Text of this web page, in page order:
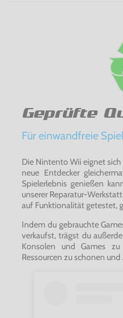
Geprüfte
Für einwandfreie
Die Nintento Wii eignet
neue Entdecker
Spielerlebnis genießen
unserer Reparatur-
auf Funktionalität getestet,
Indem du gebrauchte
verkaufst, trägst du
Konsolen und Games
Ressourcen zu schonen